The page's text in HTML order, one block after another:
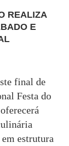
REALIZA
E
final de
Festa do
estrutura